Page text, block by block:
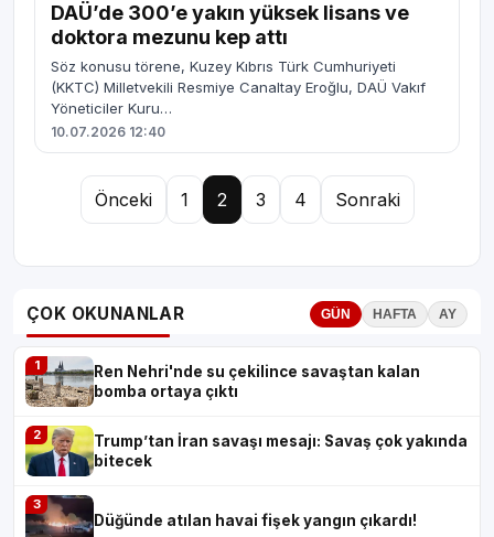
DAÜ’de 300’e yakın yüksek lisans ve
doktora mezunu kep attı
Söz konusu törene, Kuzey Kıbrıs Türk Cumhuriyeti
(KKTC) Milletvekili Resmiye Canaltay Eroğlu, DAÜ Vakıf
Yöneticiler Kuru…
10.07.2026 12:40
Önceki 1 2 3 4 Sonraki
ÇOK OKUNANLAR GÜN HAFTA AY
1
Ren Nehri'nde su çekilince savaştan kalan
bomba ortaya çıktı
2
Trump’tan İran savaşı mesajı: Savaş çok yakında
bitecek
3
Düğünde atılan havai fişek yangın çıkardı!